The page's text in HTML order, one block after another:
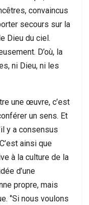
convaincus
secours sur la
Dieu du ciel.
D’où, la
ni Dieu, ni les
une œuvre, c’est
un sens. Et
y a consensus
ainsi que
à la culture de la
d’une
propre, mais
‘’Si nous voulons